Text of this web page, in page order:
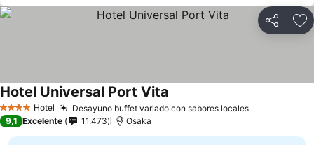
Compartir
4 EstrellasHotel Desayuno buffet variado con sabores locales
Hotel Universal Port Vita
9,1 Excelente 11.473 Osaka